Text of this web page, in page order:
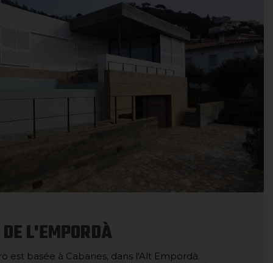
L'EMPORDÀ
est basée à Cabanes, dans l'Alt Empordà.